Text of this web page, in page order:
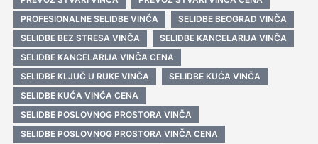
PROFESIONALNE SELIDBE VINČA
SELIDBE BEOGRAD VINČA
SELIDBE BEZ STRESA VINČA
SELIDBE KANCELARIJA VINČA
SELIDBE KANCELARIJA VINČA CENA
SELIDBE KLJUČ U RUKE VINČA
SELIDBE KUĆA VINČA
SELIDBE KUĆA VINČA CENA
SELIDBE POSLOVNOG PROSTORA VINČA
SELIDBE POSLOVNOG PROSTORA VINČA CENA